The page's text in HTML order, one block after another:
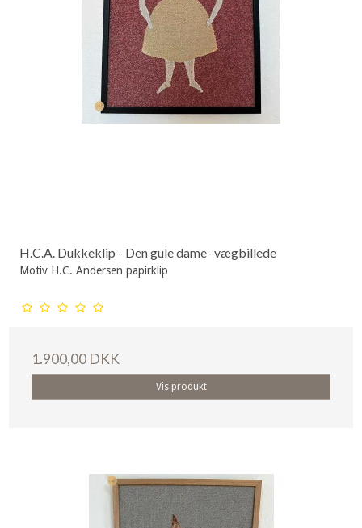
H.C.A. Dukkeklip - Den gule dame- vægbillede
Motiv H.C. Andersen papirklip
1.900,00 DKK
Vis produkt